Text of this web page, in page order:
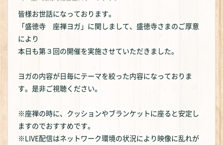
皆様お世話になっております。
「盛徳寺 座禅ヨガ」に関しまして、盛徳寺さまのご厚意
により
本日も第３回の開催を実施させていただきました。
ヨガの内容が日毎にテーマを絞った内容になっておりま
す。是非ご視聴ください。
※座禅の時に、クッションやブランケットに座ると安定し
ますのでおすすめです。
※LIVE配信はネットワーク環境の状況により映像に乱れが